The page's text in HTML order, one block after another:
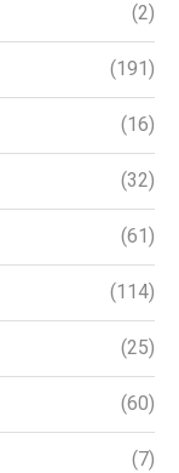
(2)
(191)
(16)
(32)
(61)
(114)
(25)
(60)
(7)